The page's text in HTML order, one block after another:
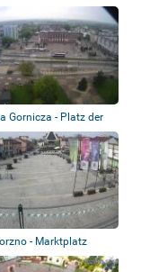
Gornicza - Platz der
Freiheit
- Marktplatz